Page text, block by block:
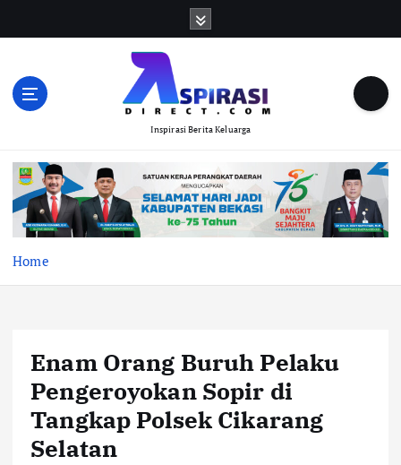
Inspirasi Berita Keluarga
Home
Enam Orang Buruh Pelaku
Pengeroyokan Sopir di
Tangkap Polsek Cikarang
Selatan